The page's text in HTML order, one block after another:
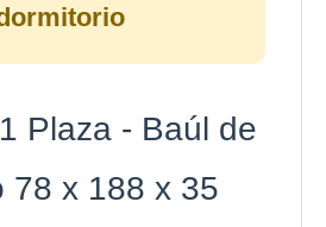
Plaza - Baúl de
78 x 188 x 35